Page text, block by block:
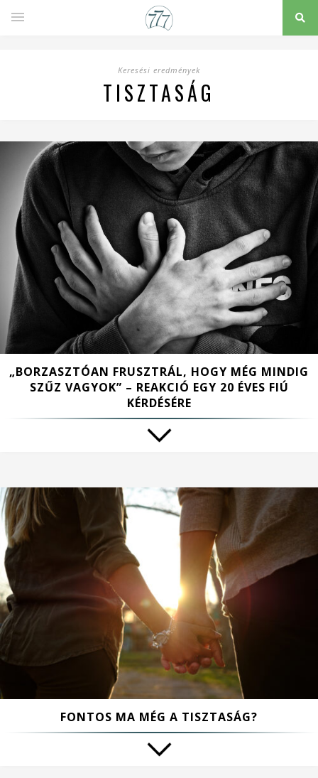
Keresési eredmények
TISZTASÁG
„BORZASZTÓAN FRUSZTRÁL, HOGY MÉG MINDIG
SZŰZ VAGYOK” – REAKCIÓ EGY 20 ÉVES FIÚ
KÉRDÉSÉRE
FONTOS MA MÉG A TISZTASÁG?